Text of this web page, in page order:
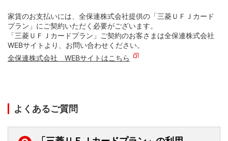
家賃のお支払いには、全保連株式会社提供の「三菱ＵＦＪカード
プラン」にご契約いただく必要がございます。
「三菱ＵＦＪカードプラン」ご契約のお客さまは全保連株式会社
WEBサイトより、お問い合わせください。
全保連株式会社 WEBサイトはこちら
よくあるご質問